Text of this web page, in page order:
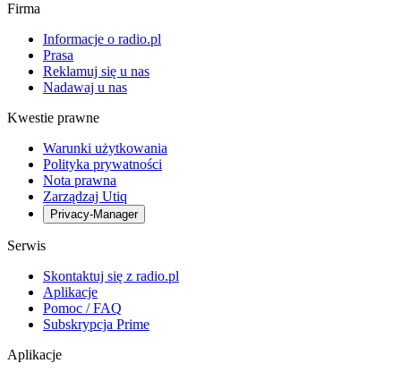
Firma
Informacje o radio.pl
Prasa
Reklamuj się u nas
Nadawaj u nas
Kwestie prawne
Warunki użytkowania
Polityka prywatności
Nota prawna
Zarządzaj Utiq
Privacy-Manager
Serwis
Skontaktuj się z radio.pl
Aplikacje
Pomoc / FAQ
Subskrypcja Prime
Aplikacje